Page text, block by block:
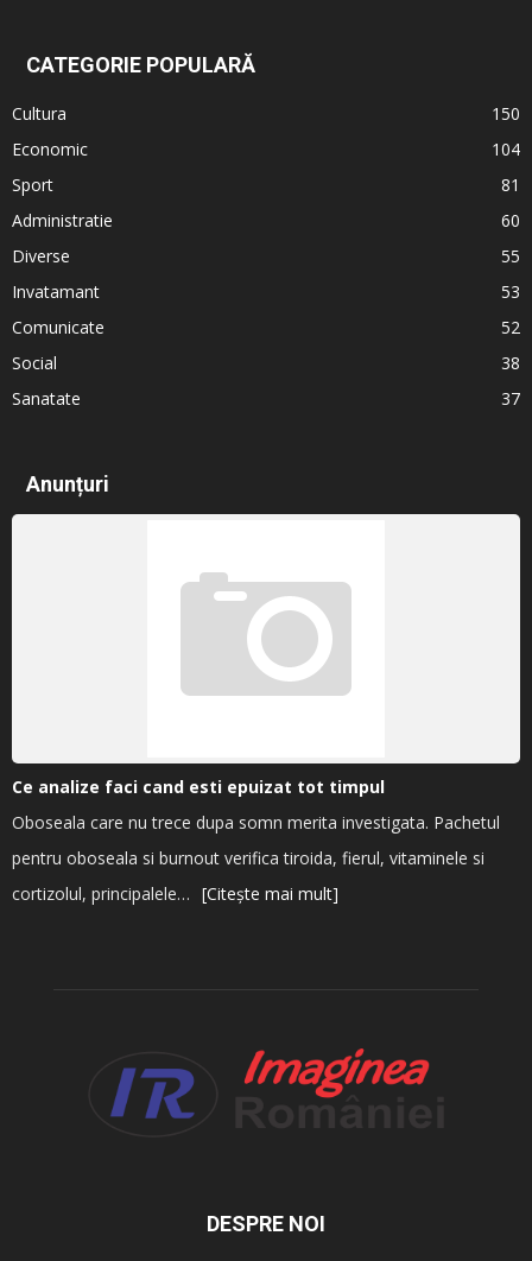
CATEGORIE POPULARĂ
Cultura
150
Economic
104
Sport
81
Administratie
60
Diverse
55
Invatamant
53
Comunicate
52
Social
38
Sanatate
37
Anunțuri
Ce analize faci cand esti epuizat tot timpul
Oboseala care nu trece dupa somn merita investigata. Pachetul
pentru oboseala si burnout verifica tiroida, fierul, vitaminele si
cortizolul, principalele… [Citește mai mult]
DESPRE NOI